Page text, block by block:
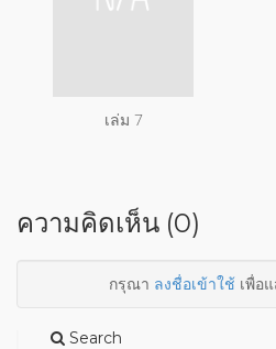
เล่ม 7
ความคิดเห็น (0)
กรุณา ลงชื่อเข้าใช้เพื่อ
Search